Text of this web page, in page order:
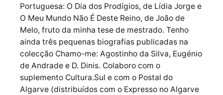
Portuguesa: O Dia dos Prodígios, de Lídia Jorge e
O Meu Mundo Não É Deste Reino, de João de
Melo, fruto da minha tese de mestrado. Tenho
ainda três pequenas biografias publicadas na
colecção Chamo-me: Agostinho da Silva, Eugénio
de Andrade e D. Dinis. Colaboro com o
suplemento Cultura.Sul e com o Postal do
Algarve (distribuídos com o Expresso no Algarve